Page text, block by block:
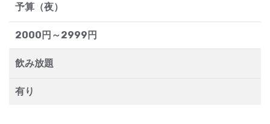
予算（夜）
2000円～2999円
飲み放題
有り